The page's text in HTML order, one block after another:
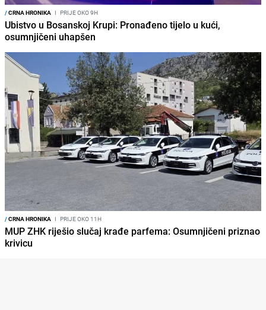
/CRNA HRONIKA I PRIJE OKO 9H
Ubistvo u Bosanskoj Krupi: Pronađeno tijelo u kući,
osumnjičeni uhapšen
/CRNA HRONIKA I PRIJE OKO 11H
MUP ZHK riješio slučaj krađe parfema: Osumnjičeni priznao
krivicu